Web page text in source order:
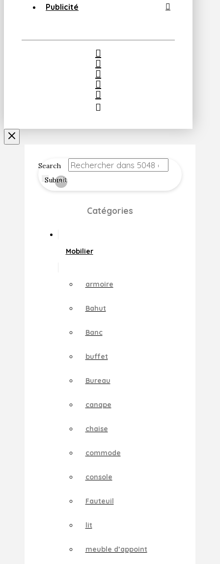
Publicité
Search
Submit
Clear
Catégories
Mobilier
armoire
Bahut
Banc
buffet
Bureau
canape
chaise
commode
console
Fauteuil
lit
meuble d’appoint